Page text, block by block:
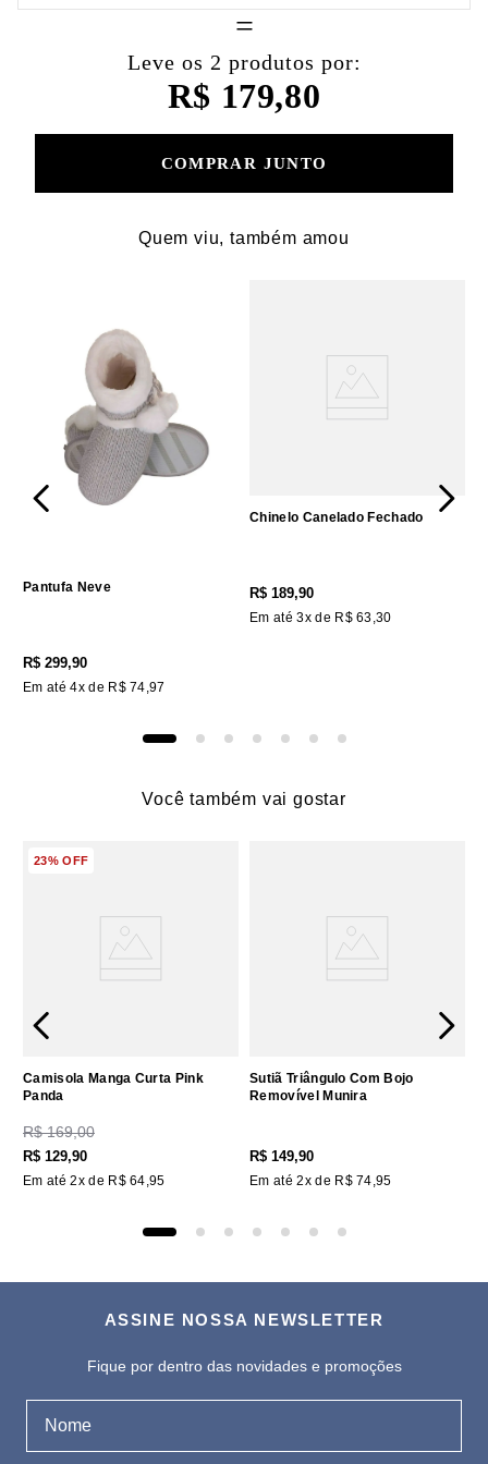
=
Leve os 2 produtos por:
R$ 179,80
COMPRAR JUNTO
Quem viu, também amou
Pantufa Neve
R$ 299,90
Em até4x de R$ 74,97
Chinelo Canelado Fechado
R$ 189,90
Em até3x de R$ 63,30
Você também vai gostar
23%OFF
Camisola Manga Curta Pink
Panda
R$ 169,00
R$ 129,90
Em até2x de R$ 64,95
Sutiã Triângulo Com Bojo
Removível Munira
R$ 149,90
Em até2x de R$ 74,95
ASSINE NOSSA NEWSLETTER
Fique por dentro das novidades e promoções